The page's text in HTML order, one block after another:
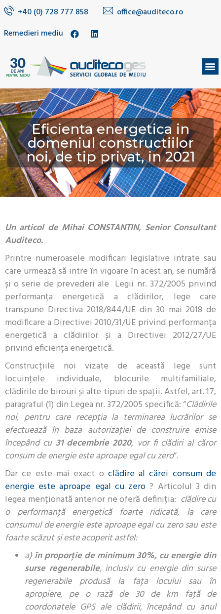
+40 (0) 728 777 858
office@auditeco.ro
Remedieri mediu
Eficienta energetica in
domeniul constructiilor
noi, de tip privat, in 2021
Un articol de Mihai CONSTANTIN, Senior Consultant
Auditeco.
Printre numeroasele modificari legislative intrate sau
care urmează să intre în vigoare în acest an, se numără
și o serie de prevederi ale Legii nr. 372/2005 privind
performanța energetică a clădirilor, lege care
transpune Directiva 2018/844/UE din 30 mai 2018 de
modificare a Directivei 2010/31/UE privind performanța
energetică a clădirilor și a Directivei 2012/27/UE
privind eficiența energetică.
Construcțiile noi vizate de această lege sunt
locuinţele individuale, blocurile multifamiliale,
clădirile de birouri și alte tipuri de spaţii. Astfel, art. 17,
paragraful (1) din Legea nr. 372/2005 specifică: “Clădirile
noi, pentru care recepţia la terminarea lucrărilor se
efectuează în baza autorizaţiei de construire emise
începând cu 31 decembrie 2020, vor fi clădiri al căror
consum de energie este aproape egal cu zero”.
Dar ce este mai exact o clădire al cărei consum de
energie este aproape egal cu zero ? Articolul 3 din
legea menționată anterior ne oferă definiția: clădire cu
o performanţă energetică foarte ridicată, la care
consumul de energie este aproape egal cu zero sau este
foarte scăzut şi este acoperit astfel:
a) în proporţie de minimum 30%, cu energie din
surse regenerabile, inclusiv cu energie din surse
regenerabile produsă la faţa locului sau în
apropiere, pe o rază de 30 de km faţă de
coordonatele GPS ale clădirii, începând cu anul